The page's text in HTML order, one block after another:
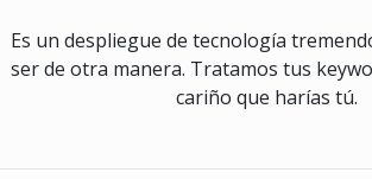
Es un despliegue de tecnología
ser de otra manera. Tratamos tus
cariño que harías tú.